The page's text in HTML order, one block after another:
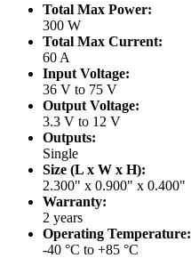
Total Max Power:
300 W
Total Max Current:
60 A
Input Voltage:
36 V to 75 V
Output Voltage:
3.3 V to 12 V
Outputs:
Single
Size (L x W x H):
2.300" x 0.900" x 0.400"
Warranty:
2 years
Operating Temperature:
-40 °C to +85 °C